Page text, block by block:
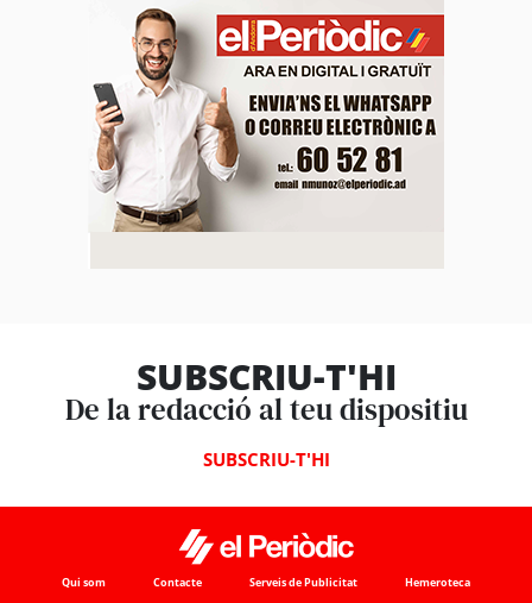
SUBSCRIU-T'HI
De la redacció al teu dispositiu
SUBSCRIU-T'HI
Qui som Contacte Serveis de Publicitat Hemeroteca